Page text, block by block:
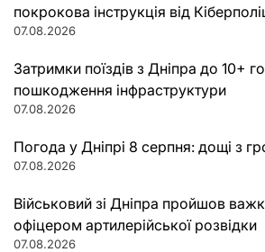
покрокова інструкція від
07.08.2026
Затримки поїздів з Дніпра до 10+
пошкодження інфраструктури
07.08.2026
Погода у Дніпрі 8 серпня: дощі з
07.08.2026
Військовий зі Дніпра пройшов
офіцером артилерійської розвідки
07.08.2026